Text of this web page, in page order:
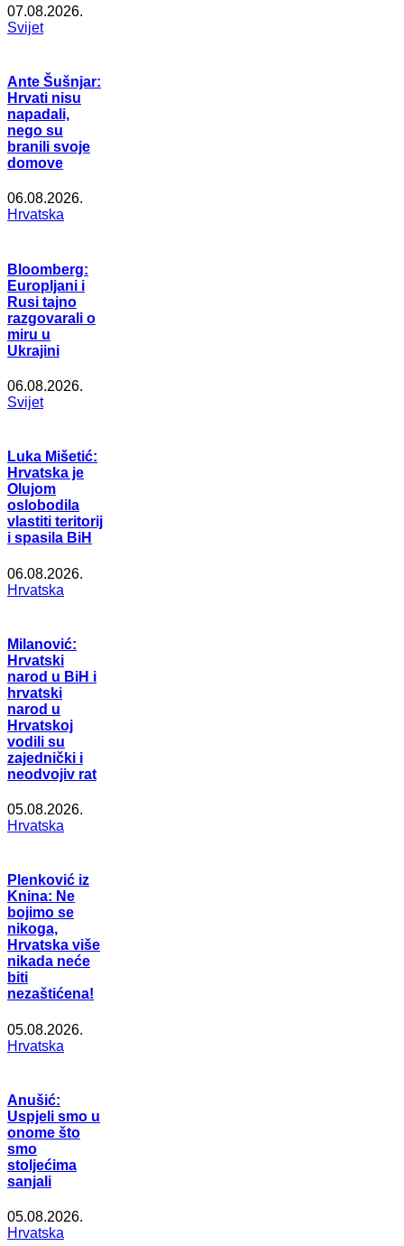
07.08.2026.
Svijet
Ante Šušnjar:
Hrvati nisu
napadali,
nego su
branili svoje
domove
06.08.2026.
Hrvatska
Bloomberg:
Europljani i
Rusi tajno
razgovarali o
miru u
Ukrajini
06.08.2026.
Svijet
Luka Mišetić:
Hrvatska je
Olujom
oslobodila
vlastiti teritorij
i spasila BiH
06.08.2026.
Hrvatska
Milanović:
Hrvatski
narod u BiH i
hrvatski
narod u
Hrvatskoj
vodili su
zajednički i
neodvojiv rat
05.08.2026.
Hrvatska
Plenković iz
Knina: Ne
bojimo se
nikoga,
Hrvatska više
nikada neće
biti
nezaštićena!
05.08.2026.
Hrvatska
Anušić:
Uspjeli smo u
onome što
smo
stoljećima
sanjali
05.08.2026.
Hrvatska